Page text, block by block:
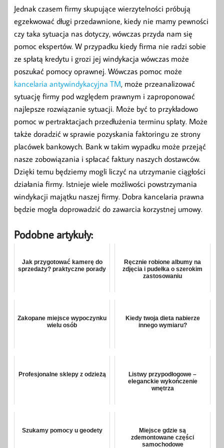
Jednak czasem firmy skupujące wierzytelności próbują
egzekwować długi przedawnione, kiedy nie mamy pewności
czy taka sytuacja nas dotyczy, wówczas przyda nam się
pomoc ekspertów. W przypadku kiedy firma nie radzi sobie
ze spłatą kredytu i grozi jej windykacja wówczas może
poszukać pomocy oprawnej. Wówczas pomoc może
kancelaria antywindykacyjna TM, może przeanalizować
sytuację firmy pod względem prawnym i zaproponować
najlepsze rozwiązanie sytuacji. Może być to przykładowo
pomoc w pertraktacjach przedłużenia terminu spłaty. Może
także doradzić w sprawie pozyskania faktoringu ze strony
placówek bankowych. Bank w takim wypadku może przejąć
nasze zobowiązania i spłacać faktury naszych dostawców.
Dzięki temu będziemy mogli liczyć na utrzymanie ciągłości
działania firmy. Istnieje wiele możliwości powstrzymania
windykacji majątku naszej firmy. Dobra kancelaria prawna
będzie mogła doprowadzić do zawarcia korzystnej umowy.
Podobne artykuły:
Jak przygotować kamerę do
sprzedaży? praktyczne porady
Ręcznie robione albumy na
zdjęcia i pudełka o szerokim
zastosowaniu
Zakopane miejsce wypoczynku
wielu osób
Kiedy twoja dieta nabierze
innego wymiaru?
Profesjonalne sklepy z odzieżą
Listwy przypodłogowe –
eleganckie wykończenie
wnętrza
Szukamy pomocy u geodety
Miejsce gdzie są
zdemontowane części
samochodowe